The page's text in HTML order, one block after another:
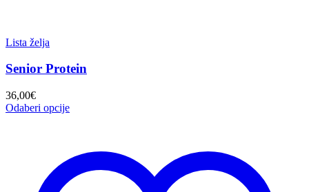
Lista želja
Senior Protein
36,00€
Odaberi opcije